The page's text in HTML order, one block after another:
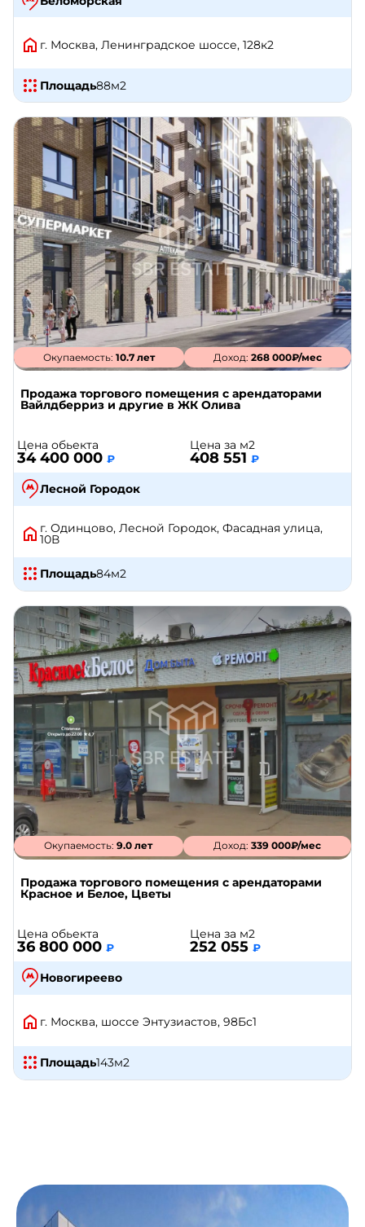
г. Москва, Ленинградское шоссе, 128к2
Площадь88м2
Окупаемость: 10.7 лет Доход:268 000₽/мес
Продажа торгового помещения с арендаторами
Вайлдберриз и другие в ЖК Олива
Цена обьекта
34 400 000 ₽
Цена за м2
408 551 ₽
Лесной Городок
г. Одинцово, Лесной Городок, Фасадная улица,
10В
Площадь84м2
Окупаемость:9.0 лет Доход: 339 000₽/мес
Продажа торгового помещения с арендаторами
Красное и Белое, Цветы
Цена обьекта
36 800 000 ₽
Цена за м2
252 055 ₽
Новогиреево
г. Москва, шоссе Энтузиастов, 98Бс1
Площадь143м2